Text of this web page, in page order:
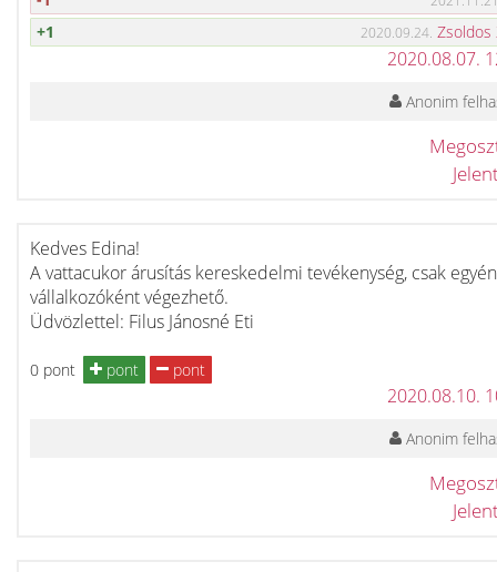
+1 2020.09.24. Zsoldos
2020.08.07.
Anonim
Kedves Edina!
A vattacukor árusítás kereskedelmi tevékenység, csak
vállalkozóként végezhető.
Üdvözlettel: Filus Jánosné Eti
0 pont pont pont
2020.08.10.
Anonim